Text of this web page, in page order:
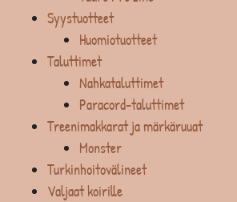
Syystuotteet
Huomiotuotteet
Taluttimet
Nahkataluttimet
Paracord-taluttimet
Treenimakkarat ja märkäruuat
Monster
Turkinhoitovälineet
Valjaat koirille